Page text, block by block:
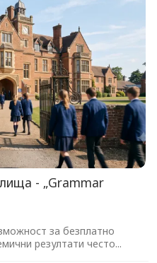
- „Grammar
за безплатно
резултати често...